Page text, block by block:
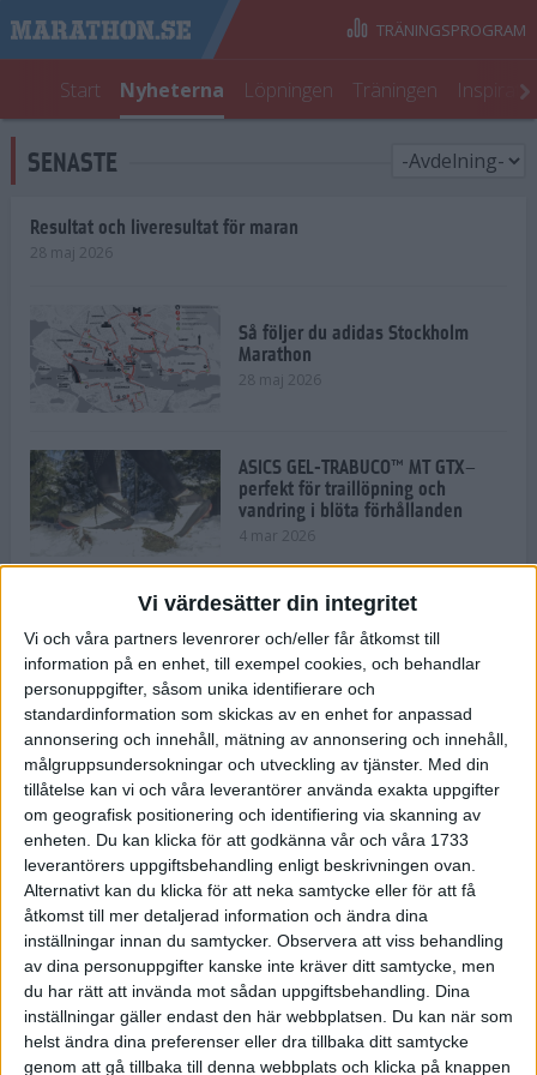
Vi värdesätter din integritet
Vi och våra partners levenrorer och/eller får åtkomst till
information på en enhet, till exempel cookies, och behandlar
personuppgifter, såsom unika identifierare och
standardinformation som skickas av en enhet for anpassad
annonsering och innehåll, mätning av annonsering och innehåll,
målgruppsundersokningar och utveckling av tjänster. Med din
tillåtelse kan vi och våra leverantörer använda exakta uppgifter
om geografisk positionering och identifiering via skanning av
enheten. Du kan klicka för att godkänna vår och våra 1733
leverantörers uppgiftsbehandling enligt beskrivningen ovan.
Alternativt kan du klicka för att neka samtycke eller för att få
åtkomst till mer detaljerad information och ändra dina
inställningar innan du samtycker. Observera att viss behandling
av dina personuppgifter kanske inte kräver ditt samtycke, men
du har rätt att invända mot sådan uppgiftsbehandling. Dina
inställningar gäller endast den här webbplatsen. Du kan när som
helst ändra dina preferenser eller dra tillbaka ditt samtycke
genom att gå tillbaka till denna webbplats och klicka på knappen
Start Nyheterna Löpningen Träningen
TRÄNINGSPROGRAM
SENASTE
Resultat och liveresultat för maran
28 maj 2026
Så följer du adidas Stockholm
Marathon
28 maj 2026
ASICS GEL-TRABUCO™ MT GTX–
perfekt för traillöpning och
vandring i blöta förhållanden
4 mar 2026
ASICS NOVABLAST™ 5 – en mjuk
och studsig mängdträningssko
25 feb 2026
ASICS GEL-KAYANO™ 32 – perfekt
för löparen som vill ha stabilitet
och dämpning
24 feb 2026
Sarah Lahti överlägsen vid
terräng-SM
20 okt 2025
Almgrens brons blev det stora